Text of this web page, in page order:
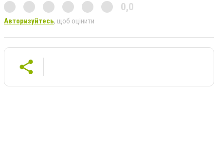
0,0
Авторизуйтесь, щоб оцінити